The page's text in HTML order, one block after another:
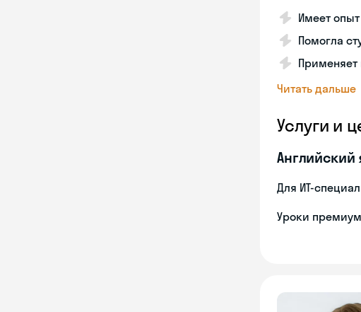
Имеет
Помогла
Применяет
Читать дальше
Услуги и
Английский
Для ИТ-
Уроки премиум